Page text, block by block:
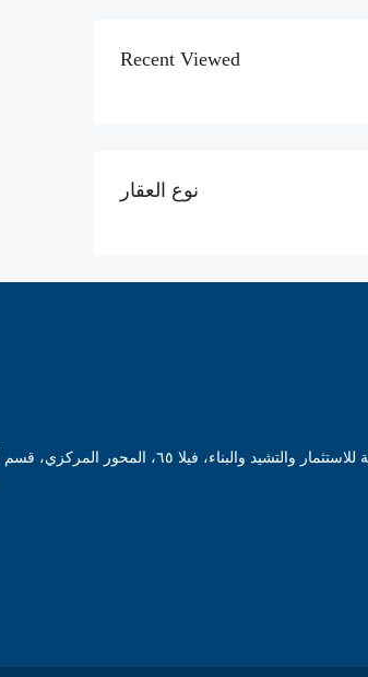
Recent Viewed
نوع العقار
والبناء، فيلا ٦٥، المحور المركزي، قسم أول 6 أكتوبر، الجيزة 12563